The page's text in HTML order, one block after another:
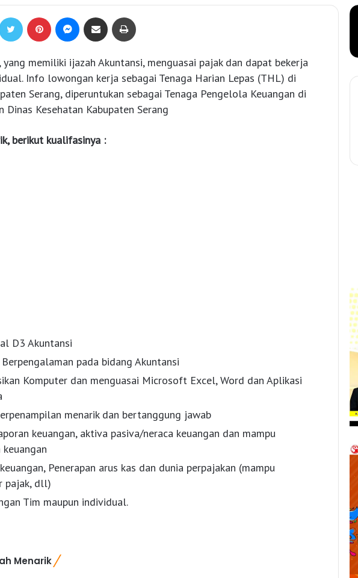
, yang memiliki ijazah Akuntansi, menguasai pajak dan dapat bekerja
Info lowongan kerja sebagai Tenaga Harian Lepas (THL) di
Serang, diperuntukan sebagai Tenaga Pengelola Keuangan di
Dinas Kesehatan Kabupaten Serang
berikut kualifasinya :
D3 Akuntansi
pada bidang Akuntansi
Komputer dan menguasai Microsoft Excel, Word dan Aplikasi
menarik dan bertanggung jawab
keuangan, aktiva pasiva/neraca keuangan dan mampu
Penerapan arus kas dan dunia perpajakan (mampu
pajak, dll)
Tim maupun individual.
Menarik